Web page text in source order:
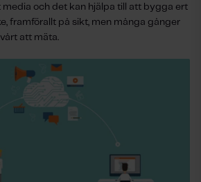
media och det kan hjälpa till att bygga ert
framförallt på sikt, men många gånger
att mäta.